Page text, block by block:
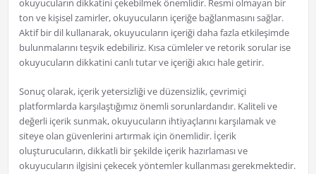
okuyucuların dikkatini çekebilmek önemlidir. Resmi olmayan bir
ton ve kişisel zamirler, okuyucuların içeriğe bağlanmasını sağlar.
Aktif bir dil kullanarak, okuyucuların içeriği daha fazla etkileşimde
bulunmalarını teşvik edebiliriz. Kısa cümleler ve retorik sorular ise
okuyucuların dikkatini canlı tutar ve içeriği akıcı hale getirir.
Sonuç olarak, içerik yetersizliği ve düzensizlik, çevrimiçi
platformlarda karşılaştığımız önemli sorunlardandır. Kaliteli ve
değerli içerik sunmak, okuyucuların ihtiyaçlarını karşılamak ve
siteye olan güvenlerini artırmak için önemlidir. İçerik
oluşturucuların, dikkatli bir şekilde içerik hazırlaması ve
okuyucuların ilgisini çekecek yöntemler kullanması gerekmektedir.